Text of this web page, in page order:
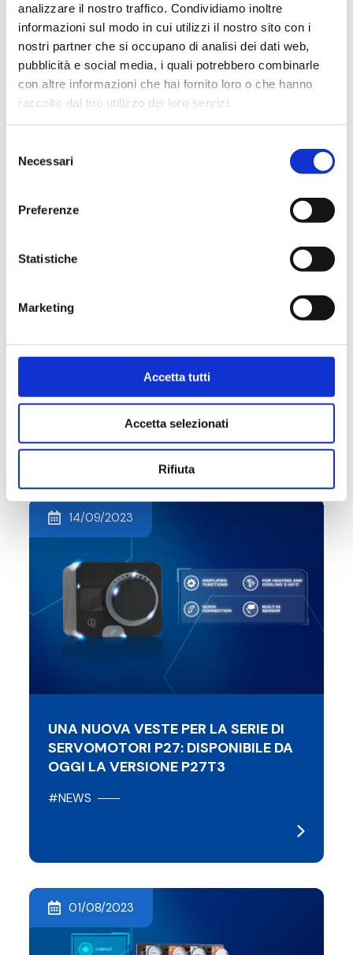
analizzare il nostro traffico. Condividiamo inoltre
informazioni sul modo in cui utilizzi il nostro sito con i
nostri partner che si occupano di analisi dei dati web,
pubblicità e social media, i quali potrebbero combinarle
con altre informazioni che hai fornito loro o che hanno
raccolto dal tuo utilizzo dei loro servizi.
delNecessari
Preferenze
Statistiche
Marketing
Accetta tutti
Accetta selezionati
Rifiuta
MCE Milan | Pad 4 - Stand D33 E34
#EVENT
22/01/2024
AHR Expo Chicago | Booth S10558
#EVENT
14/09/2023
UNA NUOVA VESTE PER LA SERIE DI
SERVOMOTORI P27: DISPONIBILE DA
OGGI LA VERSIONE P27T3
#NEWS
01/08/2023